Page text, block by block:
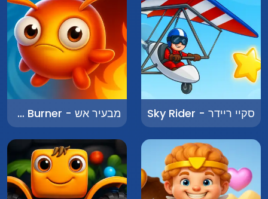
סקיי ריידר - Sky Rider מבעיר אש - Fire Burner